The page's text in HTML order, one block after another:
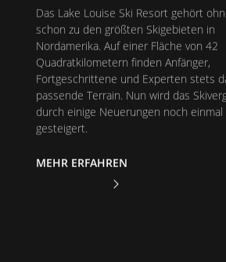
Das Lake Louise Ski Resort gehört
schon zu den größten Skigebieten in
Nordamerika. Auf einer Fläche von 42
Quadratkilometern finden Anfänger,
Fortgeschrittene und Experten stets
passende Terrain. Nun wird das
durch einige Neuerungen noch einmal
gesteigert.
MEHR ERFAHREN